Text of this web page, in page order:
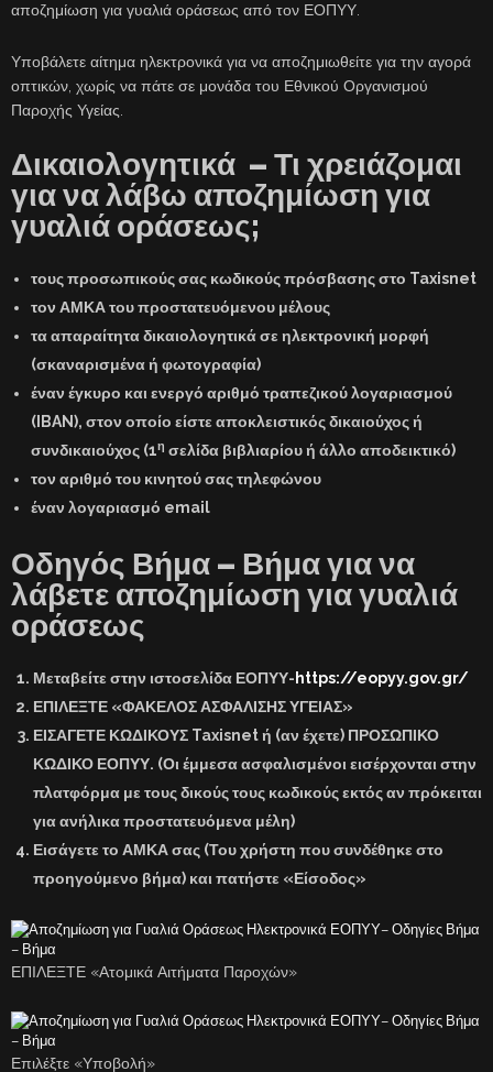
αποζημίωση για γυαλιά οράσεως από τον ΕΟΠΥΥ.
Υποβάλετε αίτημα ηλεκτρονικά για να αποζημιωθείτε για την αγορά
οπτικών, χωρίς να πάτε σε μονάδα του Εθνικού Οργανισμού
Παροχής Υγείας.
Δικαιολογητικά – Τι χρειάζομαι
για να λάβω αποζημίωση για
γυαλιά οράσεως;
τους προσωπικούς σας κωδικούς πρόσβασης στο Taxisnet
τον ΑΜΚΑ του προστατευόμενου μέλους
τα απαραίτητα δικαιολογητικά σε ηλεκτρονική μορφή
(σκαναρισμένα ή φωτογραφία)
έναν έγκυρο και ενεργό αριθμό τραπεζικού λογαριασμού
(IBAN), στον οποίο είστε αποκλειστικός δικαιούχος ή
συνδικαιούχος (1η σελίδα βιβλιαρίου ή άλλο αποδεικτικό)
τον αριθμό του κινητού σας τηλεφώνου
έναν λογαριασμό email
Οδηγός Βήμα – Βήμα για να
λάβετε αποζημίωση για γυαλιά
οράσεως
Μεταβείτε στην ιστοσελίδα ΕΟΠΥΥ- https://eopyy.gov.gr/
ΕΠΙΛΕΞΤΕ «ΦΑΚΕΛΟΣ ΑΣΦΑΛΙΣΗΣ ΥΓΕΙΑΣ»
ΕΙΣΑΓΕΤΕ ΚΩΔΙΚΟΥΣ Taxisnet ή (αν έχετε) ΠΡΟΣΩΠΙΚΟ
ΚΩΔΙΚΟ ΕΟΠΥΥ. (Οι έμμεσα ασφαλισμένοι εισέρχονται στην
πλατφόρμα με τους δικούς τους κωδικούς εκτός αν πρόκειται
για ανήλικα προστατευόμενα μέλη)
Εισάγετε το ΑΜΚΑ σας (Του χρήστη που συνδέθηκε στο
προηγούμενο βήμα) και πατήστε «Είσοδος»
ΕΠΙΛΕΞΤΕ «Ατομικά Αιτήματα Παροχών»
Επιλέξτε «Υποβολή»